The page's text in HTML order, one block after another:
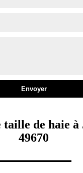
de haie à
49670